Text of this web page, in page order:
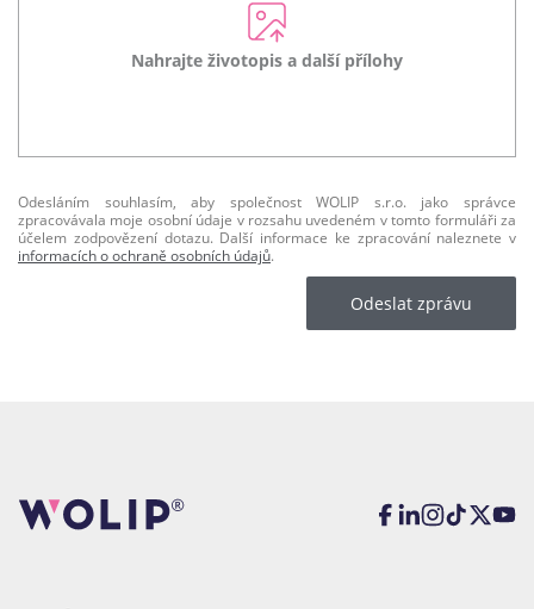
Nahrajte životopis a další přílohy
Odesláním souhlasím, aby společnost WOLIP s.r.o. jako správce
zpracovávala moje osobní údaje v rozsahu uvedeném v tomto formuláři za
účelem zodpovězení dotazu. Další informace ke zpracování naleznete v
informacích o ochraně osobních údajů.
Odeslat zprávu